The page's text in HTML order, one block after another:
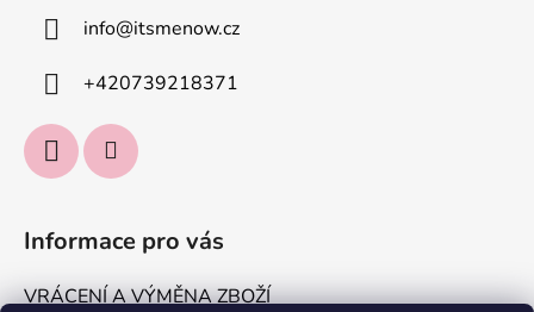
info@itsmenow.cz
+420739218371
Informace pro vás
VRÁCENÍ A VÝMĚNA ZBOŽÍ